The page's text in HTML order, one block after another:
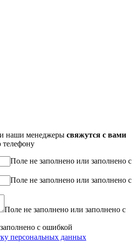
наши менеджеры свяжутся с вами
телефону
Поле не заполнено или заполнено с
Поле не заполнено или заполнено с
Поле не заполнено или заполнено с
с ошибкой
персональных данных